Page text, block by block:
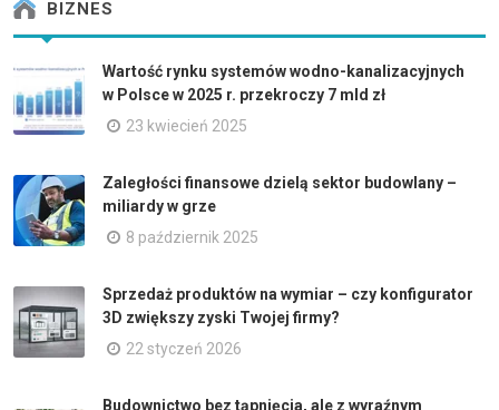
BIZNES
Wartość rynku systemów wodno-kanalizacyjnych
w Polsce w 2025 r. przekroczy 7 mld zł
23 kwiecień 2025
Zaległości finansowe dzielą sektor budowlany –
miliardy w grze
8 październik 2025
Sprzedaż produktów na wymiar – czy konfigurator
3D zwiększy zyski Twojej firmy?
22 styczeń 2026
Budownictwo bez tąpnięcia, ale z wyraźnym